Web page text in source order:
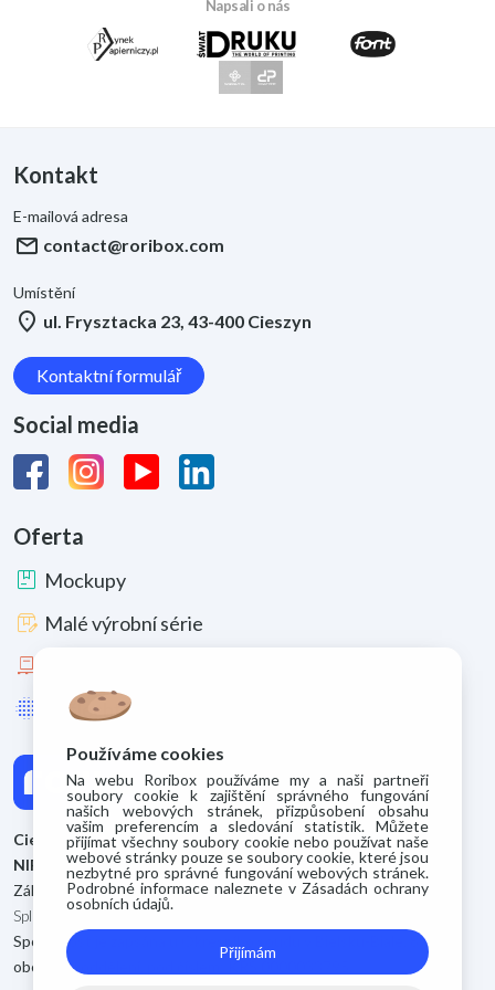
Napsali o nás
Cieszyńskie Zakłady Kartoniarskie S.A.
NIP: 5480075962
Základní kapitál 500.400 zł
Splacený základní kapitál 500.400 zł
Společnost je zapsána u Okresního soudu v Bielsku-Biale, 8.
obchodní oddělení, pod číslem: KRS 0000033795.
Oferta
package Mockupy
box_edit Malé výrobní série
pallet
lens_blur Zušlechtění a materiály
Kontakt
E-mailová adresa
mail contact@roribox.com
Umístění
location_on ul. Frysztacka 23, 43-400 Cieszyn
Kontaktní formulář
Social media
Používáme cookies
Na webu Roribox používáme my a naši partneři
soubory cookie k zajištění správného fungování
našich webových stránek, přizpůsobení obsahu
vašim preferencím a sledování statistik. Můžete
přijímat všechny soubory cookie nebo používat naše
webové stránky pouze se soubory cookie, které jsou
nezbytné pro správné fungování webových stránek.
Podrobné informace naleznete v Zásadách ochrany
osobních údajů.
Přijímám